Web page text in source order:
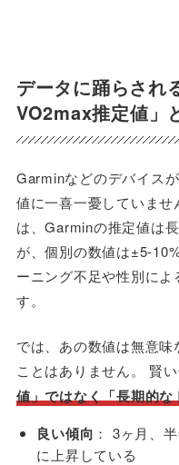
データに踊らされ
VO2max推定値」
Garminなどのデバイス
値に一喜一憂していま
は、Garminの推定値は
が、個別の数値は±5-
ーニング不足や性別に
す。
では、あの数値は無意
ことはありません。 賢い
値」ではなく「長期的な
良い傾向 ： 3ヶ月、
に上昇している